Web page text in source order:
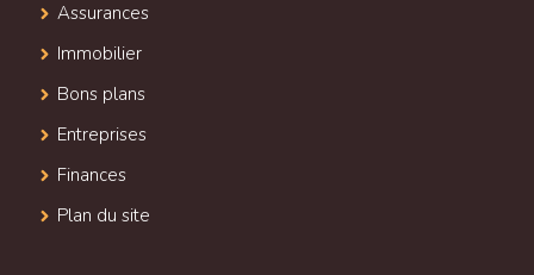
Assurances
Immobilier
Bons plans
Entreprises
Finances
Plan du site